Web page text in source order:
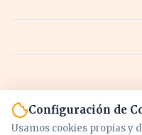
Configuración de
Usamos cookies propias y